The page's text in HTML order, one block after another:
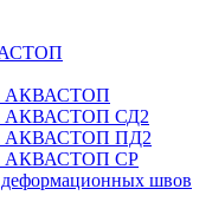
АКВАСТОП
АКВАСТОП СД2
АКВАСТОП ПД2
АКВАСТОП СР
швов